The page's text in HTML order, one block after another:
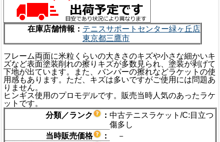
在庫店舗情報： テニスサポートセンター緑ヶ丘店
東京都三鷹市
フレーム両面に米粒くらいの大きさのキズや小さな細かいキ
ズなど表面塗装削れの擦りキズが多数見られ、塗装が剥げて
下地が出ています。また、バンパーの擦れなどラケットの使
用感もあります。ただ、キズは多いですがご使用には問題あ
りません。
ヒンギス使用のプロモデルです。販売当時人気のあったラケ
ットです。
分類／ランク
： 中古テニスラケット/C:目立つ
傷多し
当時販売価格
：
－